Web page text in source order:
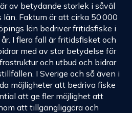
av betydande storlek i såväl
län. Faktum är att cirka 50 000
län bedriver fritidsfiske i
I flera fall är fritidsfisket och
med av stor betydelse för
och utbud och bidrar
I Sverige och så även i
möjligheter att bedriva fiske
att ge fler möjlighet att
att tillgängliggöra och